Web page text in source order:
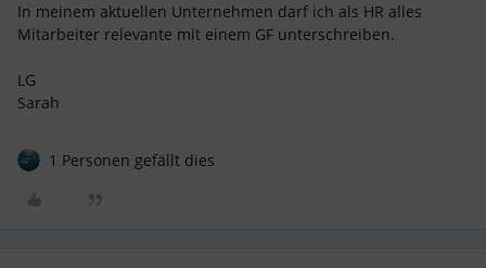
In meinem aktuellen Unternehmen darf ich als HR alles
Mitarbeiter relevante mit einem GF unterschreiben.
LG
Sarah
1 Personen gefällt dies